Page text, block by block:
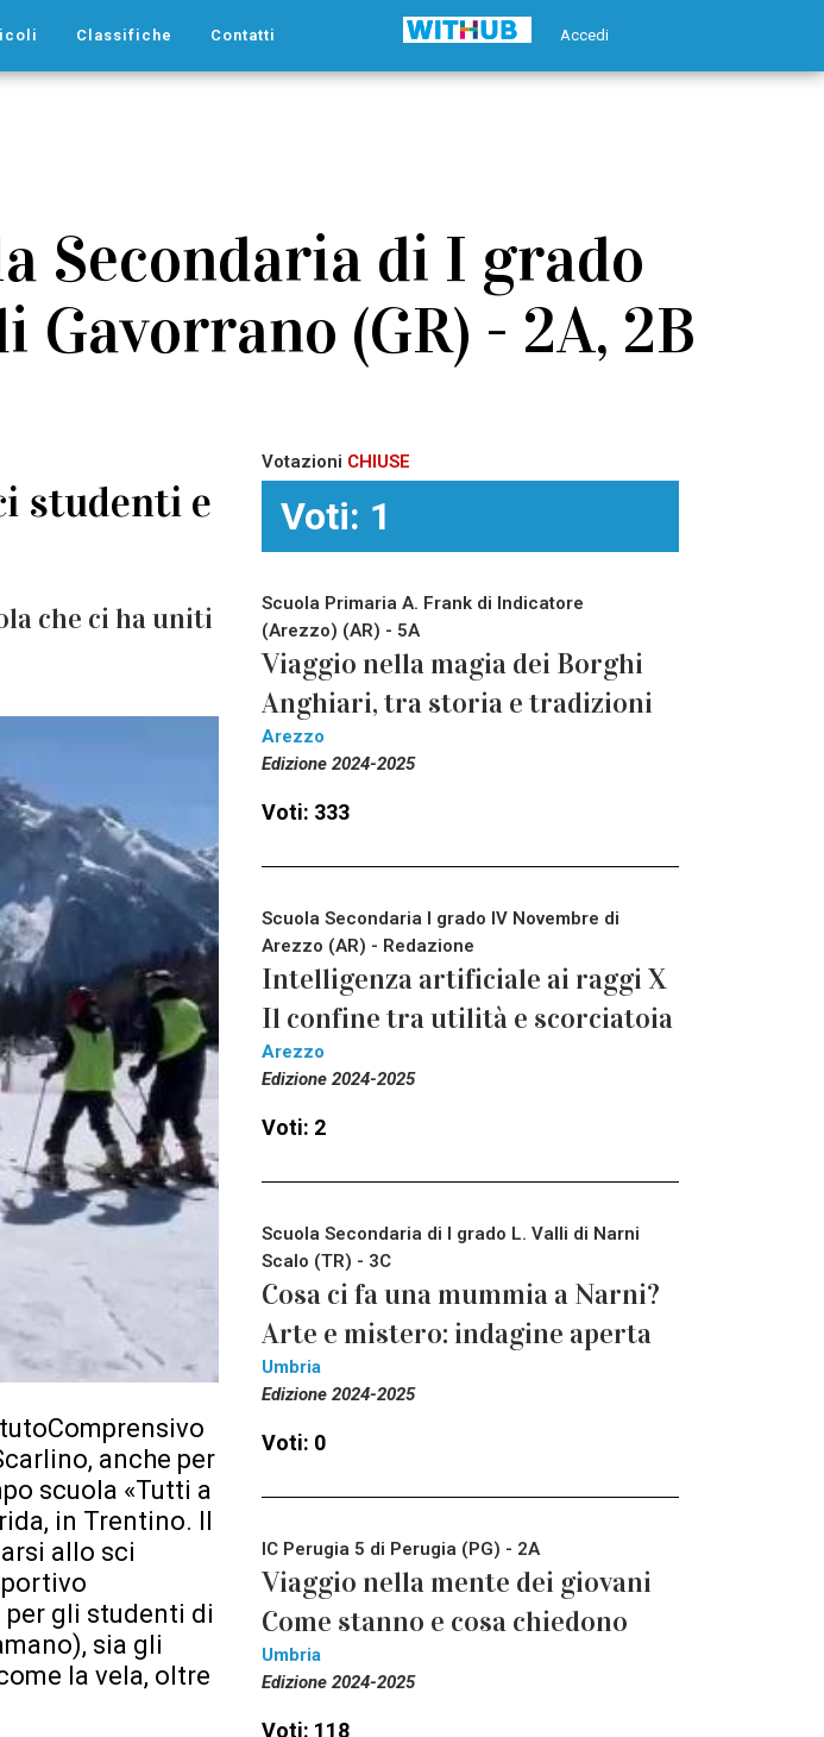
Accedi
Classifiche Contatti
Secondaria di I grado
Gavorrano (GR) - 2A, 2B
studenti e
che ci ha uniti
anche per
scuola «Tutti a
in Trentino. Il
allo sci
gli studenti di
sia gli
la vela, oltre
Votazioni CHIUSE
Voti: 1
Scuola Primaria A. Frank di Indicatore
(Arezzo) (AR) - 5A
Viaggio nella magia dei Borghi
Anghiari, tra storia e tradizioni
Arezzo
Edizione 2024-2025
Voti: 333
Scuola Secondaria I grado IV Novembre di
Arezzo (AR) - Redazione
Intelligenza artificiale ai raggi X
Il confine tra utilità e scorciatoia
Arezzo
Edizione 2024-2025
Voti: 2
Scuola Secondaria di I grado L. Valli di Narni
Scalo (TR) - 3C
Cosa ci fa una mummia a Narni?
Arte e mistero: indagine aperta
Umbria
Edizione 2024-2025
Voti: 0
IC Perugia 5 di Perugia (PG) - 2A
Viaggio nella mente dei giovani
Come stanno e cosa chiedono
Umbria
Edizione 2024-2025
Voti: 118